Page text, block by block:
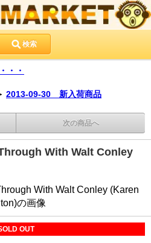
検索
・・
2013-09-30 新入荷商品
次の商品へ
With Walt Conley
OUT